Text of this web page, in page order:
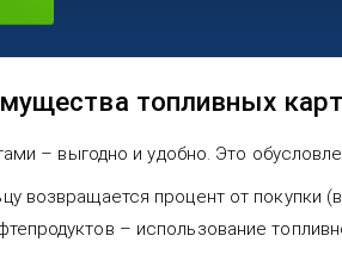
топливных карт
– выгодно и удобно. Это
возвращается процент от
– использование